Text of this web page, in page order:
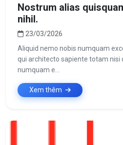
Nostrum alias
nihil.
23/03/2026
Aliquid nemo nobis numquam
qui architecto sapiente totam nisi
numquam e...
Xem thêm